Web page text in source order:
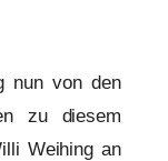
nun von den
zu diesem
Weihing an